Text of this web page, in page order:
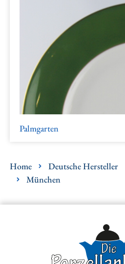
Palmgarten
Home Deutsche Hersteller
München